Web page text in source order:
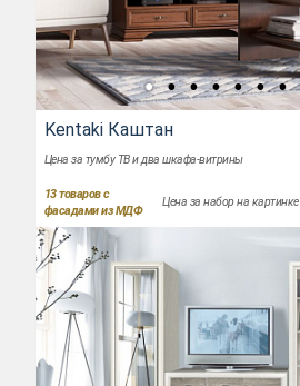
Kentaki Каштан
Цена за тумбу ТВ и два шкафа-витрины
13товаров с
фасадами из МДФ
Цена за набор на картинке